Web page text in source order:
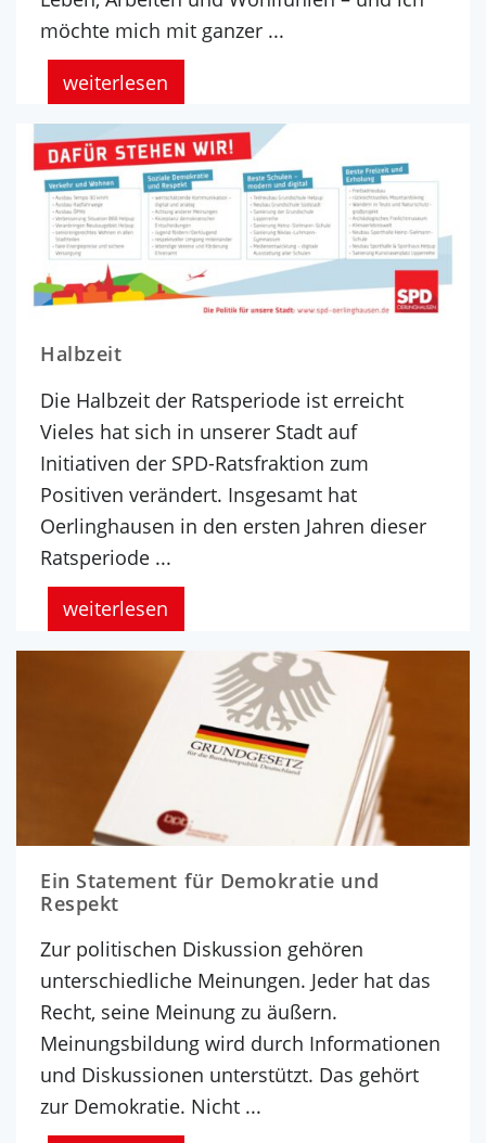
möchte mich mit ganzer ...
weiterlesen
Halbzeit
Die Halbzeit der Ratsperiode ist erreicht
Vieles hat sich in unserer Stadt auf
Initiativen der SPD-Ratsfraktion zum
Positiven verändert. Insgesamt hat
Oerlinghausen in den ersten Jahren dieser
Ratsperiode ...
weiterlesen
Ein Statement für Demokratie und
Respekt
Zur politischen Diskussion gehören
unterschiedliche Meinungen. Jeder hat das
Recht, seine Meinung zu äußern.
Meinungsbildung wird durch Informationen
und Diskussionen unterstützt. Das gehört
zur Demokratie. Nicht ...